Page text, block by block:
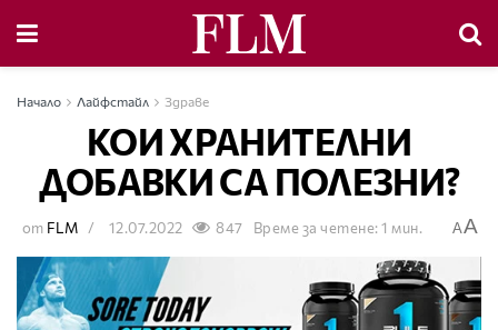
Начало Лайфстайл Здраве
КОИ ХРАНИТЕЛНИ
ДОБАВКИ СА ПОЛЕЗНИ?
от FLM 12.07.2022 847 Време за четене: 1 мин. AA